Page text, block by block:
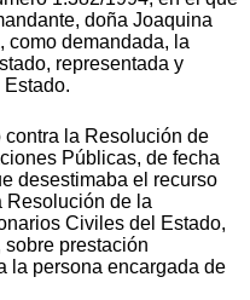
doña Joaquina
como demandada, la
representada y
contra la Resolución de
Públicas, de fecha
desestimaba el recurso
Resolución de la
Civiles del Estado,
prestación
la persona encargada de